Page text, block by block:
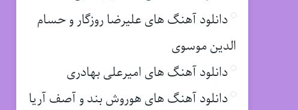
دانلود آهنگ های علیرضا روزگار و حسام
الدین موسوی
دانلود آهنگ های امیرعلی بهادری
دانلود آهنگ های هوروش بند و آصف آریا